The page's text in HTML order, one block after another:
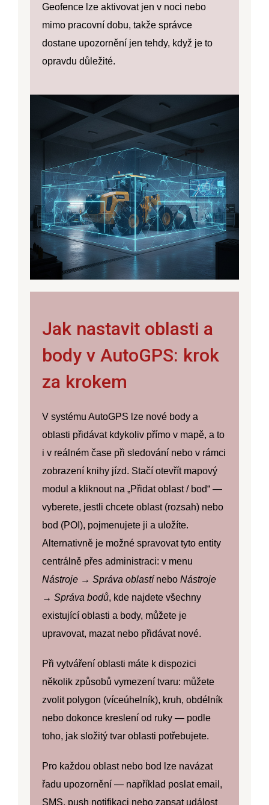
Geofence lze aktivovat jen v noci nebo
mimo pracovní dobu, takže správce
dostane upozornění jen tehdy, když je to
opravdu důležité.
Jak nastavit oblasti a
body v AutoGPS: krok
za krokem
V systému AutoGPS lze nové body a
oblasti přidávat kdykoliv přímo v mapě, a to
i v reálném čase při sledování nebo v rámci
zobrazení knihy jízd. Stačí otevřít mapový
modul a kliknout na „Přidat oblast / bod“ —
vyberete, jestli chcete oblast (rozsah) nebo
bod (POI), pojmenujete ji a uložíte.
Alternativně je možné spravovat tyto entity
centrálně přes administraci: v menu
Nástroje → Správa oblastínebo Nástroje
→ Správa bodů, kde najdete všechny
existující oblasti a body, můžete je
upravovat, mazat nebo přidávat nové.
Při vytváření oblasti máte k dispozici
několik způsobů vymezení tvaru: můžete
zvolit polygon (víceúhelník), kruh, obdélník
nebo dokonce kreslení od ruky— podle
toho, jak složitý tvar oblasti potřebujete.
Pro každou oblast nebo bod lze navázat
řadu upozornění — například poslatemail ,
SMS, push notifikaci nebo zapsat událost